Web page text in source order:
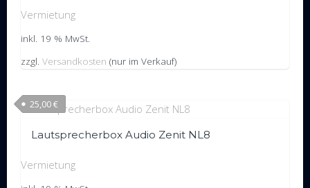
Vermietung
inkl. 19 % MwSt.
zzgl. Versandkosten (nur im Verkauf)
Lautsprecherbox Audio Zenit NL8
25,00€
Vermietung